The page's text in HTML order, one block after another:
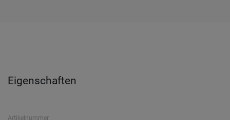
Eigenschaften
Artikelnummer